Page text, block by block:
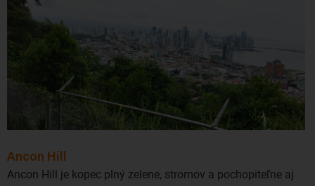
Ancon Hill
Ancon Hill je kopec plný zelene, stromov a pochopiteľne aj